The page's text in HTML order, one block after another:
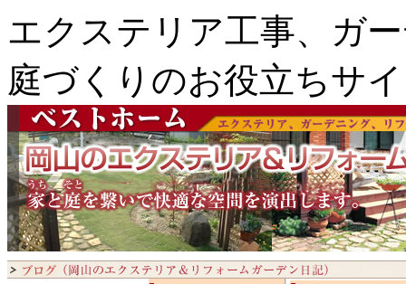
エクステリア工事、ガ
庭づくりのお役立ちサ